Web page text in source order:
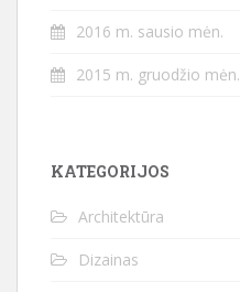
2016 m. sausio mėn.
2015 m. gruodžio mėn.
KATEGORIJOS
Architektūra
Dizainas